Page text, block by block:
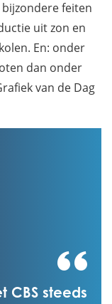
feiten
uit zon en
En: onder
dan onder
van de Dag
CBS steeds